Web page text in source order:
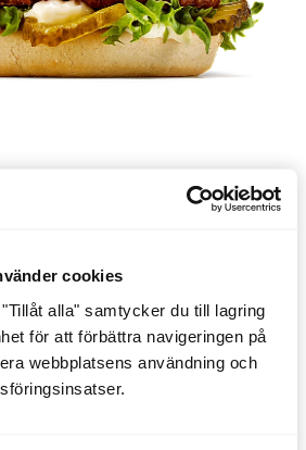
cookies
alla" samtycker du till lagring
för att förbättra navigeringen på
webbplatsens användning och
på sojaprotein med tomat, gul
ketchup, växtbaserad